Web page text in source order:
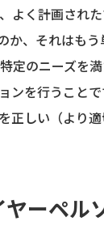
よく計画され
か、それはも
定のニーズを
ンを行うこと
しい（より
ヤーペル